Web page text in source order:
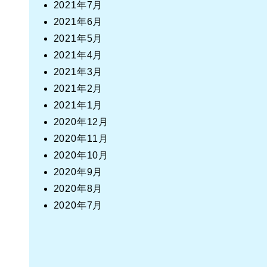
2021年7月
2021年6月
2021年5月
2021年4月
2021年3月
2021年2月
2021年1月
2020年12月
2020年11月
2020年10月
2020年9月
2020年8月
2020年7月